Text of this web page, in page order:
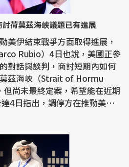
荷莫茲海峽議題已有進展
美伊結束戰爭方面取得進展，
Rubio）4日也說，美國正參
對話與談判，商討短期內如何
茲海峽（Strait of Hormu
尚未最終定案，希望能在近期